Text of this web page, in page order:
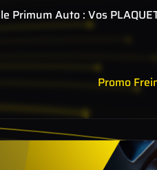
Primum Auto : Vos
Promo